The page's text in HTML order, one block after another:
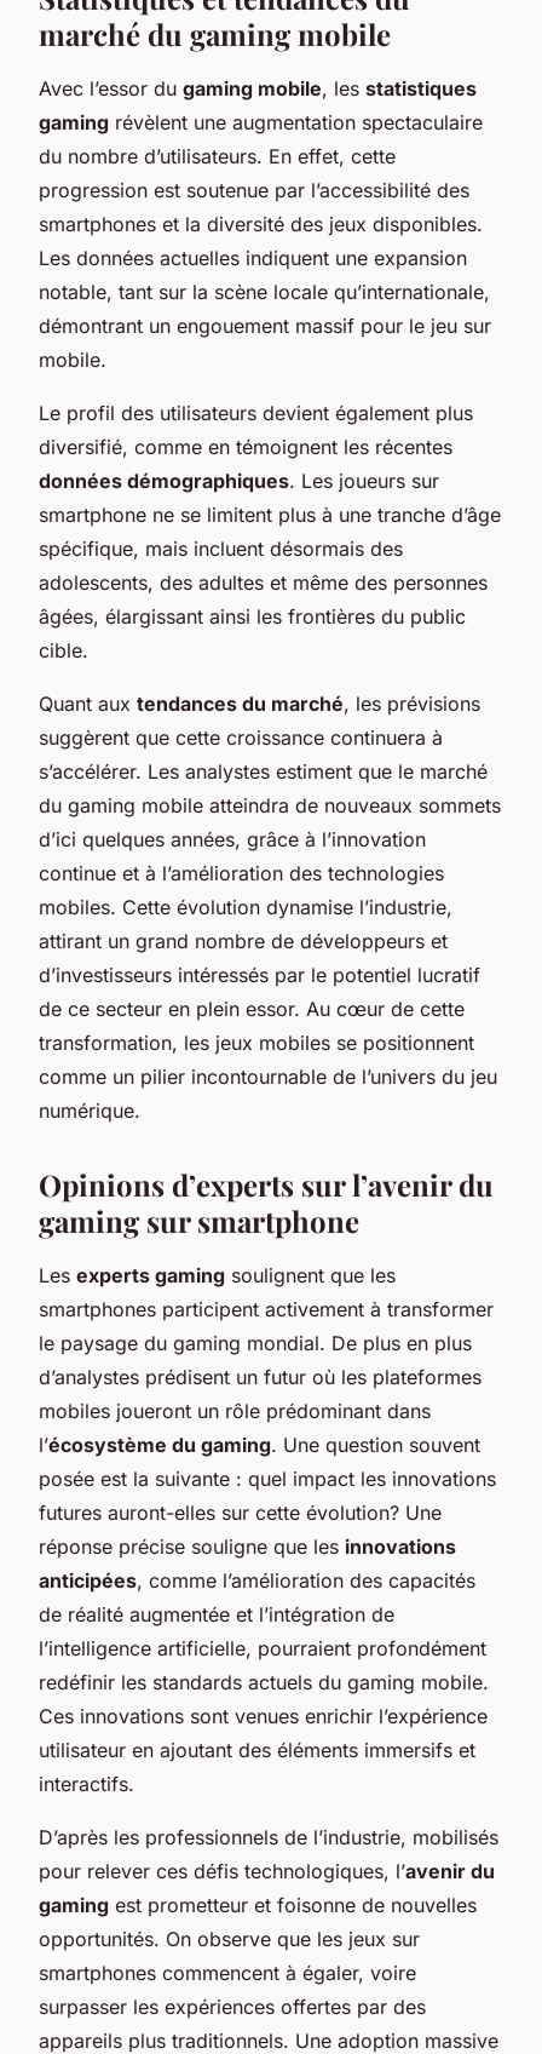
marché du gaming mobile
Avec l’essor du gaming mobile, les statistiques
gaming révèlent une augmentation spectaculaire
du nombre d’utilisateurs. En effet, cette
progression est soutenue par l’accessibilité des
smartphones et la diversité des jeux disponibles.
Les données actuelles indiquent une expansion
notable, tant sur la scène locale qu’internationale,
démontrant un engouement massif pour le jeu sur
mobile.
Le profil des utilisateurs devient également plus
diversifié, comme en témoignent les récentes
données démographiques. Les joueurs sur
smartphone ne se limitent plus à une tranche d’âge
spécifique, mais incluent désormais des
adolescents, des adultes et même des personnes
âgées, élargissant ainsi les frontières du public
cible.
Quant aux tendances du marché, les prévisions
suggèrent que cette croissance continuera à
s’accélérer. Les analystes estiment que le marché
du gaming mobile atteindra de nouveaux sommets
d’ici quelques années, grâce à l’innovation
continue et à l’amélioration des technologies
mobiles. Cette évolution dynamise l’industrie,
attirant un grand nombre de développeurs et
d’investisseurs intéressés par le potentiel lucratif
de ce secteur en plein essor. Au cœur de cette
transformation, les jeux mobiles se positionnent
comme un pilier incontournable de l’univers du jeu
numérique.
Opinions d’experts sur l’avenir du
gaming sur smartphone
Les experts gaming soulignent que les
smartphones participent activement à transformer
le paysage du gaming mondial. De plus en plus
d’analystes prédisent un futur où les plateformes
mobiles joueront un rôle prédominant dans
l’écosystème du gaming. Une question souvent
posée est la suivante : quel impact les innovations
futures auront-elles sur cette évolution? Une
réponse précise souligne que les innovations
anticipées, comme l’amélioration des capacités
de réalité augmentée et l’intégration de
l’intelligence artificielle, pourraient profondément
redéfinir les standards actuels du gaming mobile.
Ces innovations sont venues enrichir l’expérience
utilisateur en ajoutant des éléments immersifs et
interactifs.
D’après les professionnels de l’industrie, mobilisés
pour relever ces défis technologiques, l’avenir du
gaming est prometteur et foisonne de nouvelles
opportunités. On observe que les jeux sur
smartphones commencent à égaler, voire
surpasser les expériences offertes par des
appareils plus traditionnels. Une adoption massive